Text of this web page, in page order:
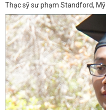
Thạc sỹ sư phạm Standford, Mỹ